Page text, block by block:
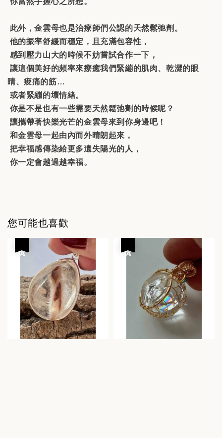
此外，金雲母也是治療師們公認的天然鬆弛劑。
他的振率舒緩而穩定，且充滿包容性，
感到壓力山大的時候不妨嘗試合作一下，
讓這個美好的頻率來療癒我們緊繃的肌肉、乾澀的眼
睛、痠痛的筋…
或者緊繃的壞情緒。
你是不是也有一些需要天然鬆弛劑的時候呢？
讓攜帶著快樂光芒的金雲母來到你身邊吧！
和金雲母一起由內而外晴朗起來，
把幸福感傳染給更多遺失陽光的人，
你一定會越過越幸福。
您可能也喜歡